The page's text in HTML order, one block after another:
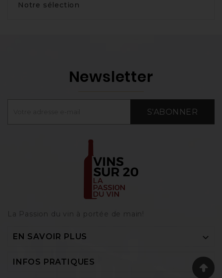
Notre sélection
Newsletter
S'ABONNER
La Passion du vin à portée de main‎!
EN SAVOIR PLUS 
INFOS PRATIQUES 